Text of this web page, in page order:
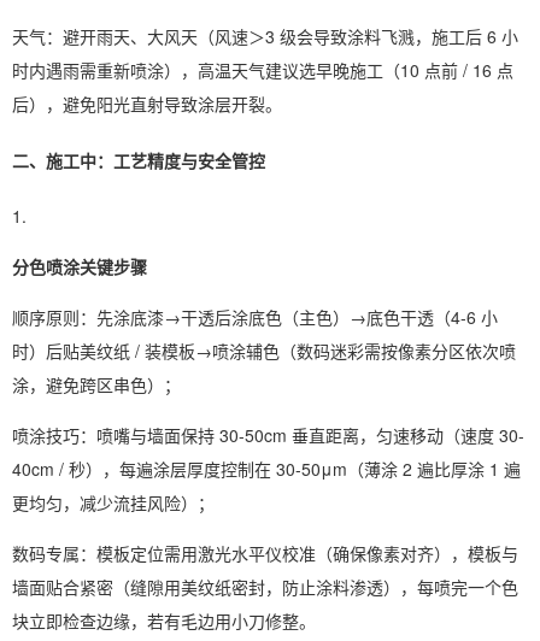
天气：避开雨天、大风天（风速＞3 级会导致涂料飞溅，施工后 6 小
时内遇雨需重新喷涂），高温天气建议选早晚施工（10 点前 / 16 点
后），避免阳光直射导致涂层开裂。
二、施工中：工艺精度与安全管控
分色喷涂关键步骤
顺序原则：先涂底漆→干透后涂底色（主色）→底色干透（4-6 小
时）后贴美纹纸 / 装模板→喷涂辅色（数码迷彩需按像素分区依次喷
涂，避免跨区串色）；
喷涂技巧：喷嘴与墙面保持 30-50cm 垂直距离，匀速移动（速度 30-
40cm / 秒），每遍涂层厚度控制在 30-50μm（薄涂 2 遍比厚涂 1 遍
更均匀，减少流挂风险）；
数码专属：模板定位需用激光水平仪校准（确保像素对齐），模板与
墙面贴合紧密（缝隙用美纹纸密封，防止涂料渗透），每喷完一个色
块立即检查边缘，若有毛边用小刀修整。